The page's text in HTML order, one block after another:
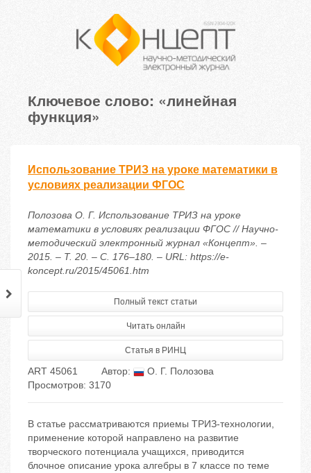
Ключевое слово: «линейная
функция»
Использование ТРИЗ на уроке математики в
условиях реализации ФГОС
Полозова О. Г. Использование ТРИЗ на уроке
математики в условиях реализации ФГОС // Научно-
методический электронный журнал «Концепт». –
2015. – Т. 20. – С. 176–180. – URL: https://e-
koncept.ru/2015/45061.htm
Полный текст статьи
Читать онлайн
Статья в РИНЦ
ART 45061 Автор:
О. Г. Полозова
Просмотров: 3170
В статье рассматриваются приемы ТРИЗ-технологии,
применение которой направлено на развитие
творческого потенциала учащихся, приводится
блочное описание урока алгебры в 7 классе по теме